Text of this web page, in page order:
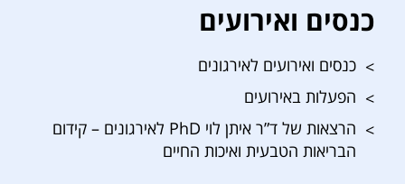
כנסים ואירועים
כנסים ואירועים לאירגונים
הפעלות באירועים
הרצאות של ד”ר איתן לוי PhD לאירגונים – קידום
הבריאות הטבעית ואיכות החיים